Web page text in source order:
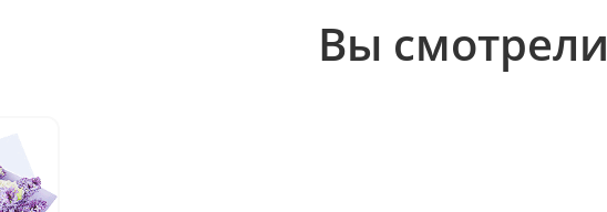
Вы смотрели